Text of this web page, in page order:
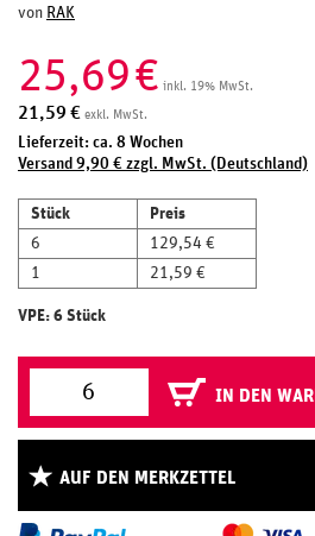
von RAK
25,69€ inkl. 19% MwSt.
21,59 € exkl. MwSt.
Lieferzeit: ca. 8 Wochen
Versand 9,90 € zzgl. MwSt. (Deutschland)
Stück
Preis
6
129,54 €
1
21,59 €
VPE: 6 Stück
IN DEN
AUF DEN MERKZETTEL